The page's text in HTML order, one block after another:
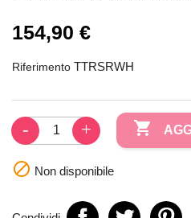
154,90 €
Riferimento TTRSRWH

 Non disponibile